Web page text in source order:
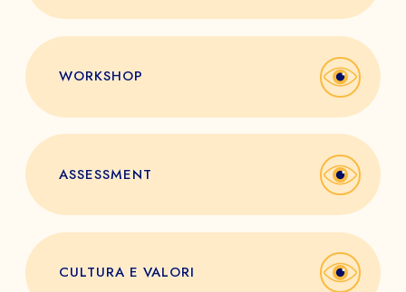
WORKSHOP
ASSESSMENT
CULTURA E VALORI